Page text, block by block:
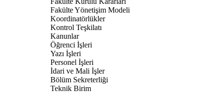
Fakülte Yönetişim Modeli
Koordinatörlükler
Kontrol Teşkilatı
Kanunlar
Öğrenci İşleri
Yazı İşleri
Personel İşleri
İdari ve Mali İşler
Bölüm Sekreterliği
Teknik Birim